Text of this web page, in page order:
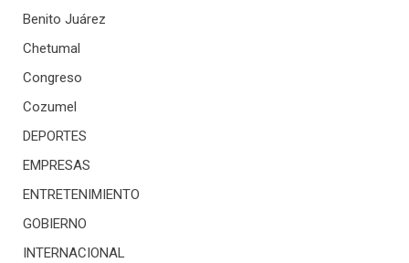
Benito Juárez
Chetumal
Congreso
Cozumel
DEPORTES
EMPRESAS
ENTRETENIMIENTO
GOBIERNO
INTERNACIONAL